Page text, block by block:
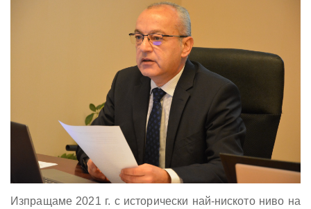
Изпращаме 2021 г. с исторически най-ниското ниво на